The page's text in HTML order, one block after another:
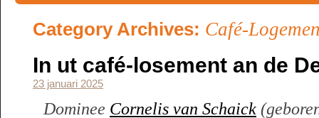
Category Archives: Café-
In ut café-losement an de
23 januari 2025
Dominee Cornelis van Schaick